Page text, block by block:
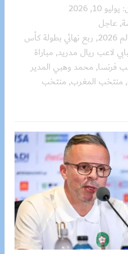
يوليو 10, 2026
, عاجل
, ربع نهائي بطولة كأس
لاعب ريال مدريد, مباراة
فرنسا, محمد وهبي المدير
, منتخب المغرب, منتخب